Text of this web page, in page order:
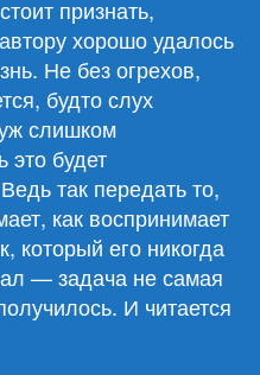
признать,
хорошо удалось
Не без огрехов,
будто слух
слишком
это будет
так передать то,
как воспринимает
который его никогда
— задача не самая
И читается